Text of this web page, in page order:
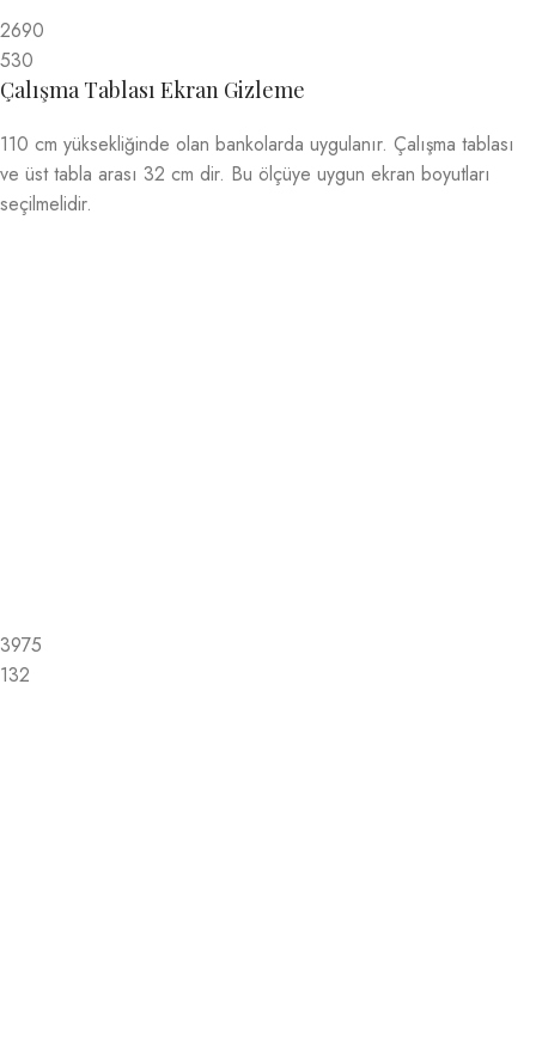
2690
530
Çalışma Tablası Ekran Gizleme
110 cm yüksekliğinde olan bankolarda uygulanır. Çalışma tablası
ve üst tabla arası 32 cm dir. Bu ölçüye uygun ekran boyutları
seçilmelidir.
3975
132